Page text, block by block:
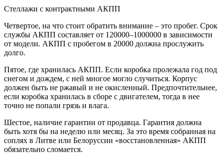
Стеллажи с контрактными АКПП
Четвертое, на что стоит обратить внимание – это пробег. Срок
службы АКПП составляет от 120000–1000000 в зависимости
от модели. АКПП с пробегом в 20000 должна прослужить
долго.
Пятое, где хранилась АКПП. Если коробка пролежала год под
снегом и дождем, с ней многое могло случиться. Корпус
должен быть не ржавый и не окисленный. Предпочтительнее,
если коробка хранилась в сборе с двигателем, тогда в нее
точно не попали грязь и влага.
Шестое, наличие гарантии от продавца. Гарантия должна
быть хотя бы на неделю или месяц. За это время собранная на
соплях в Литве или Белоруссии «восстановленная» АКПП
обязательно сломается.